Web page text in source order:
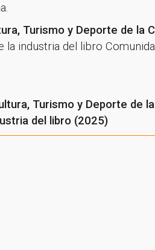
Turismo y Deporte de la
industria del libro
Turismo y Deporte de
del libro (2025)